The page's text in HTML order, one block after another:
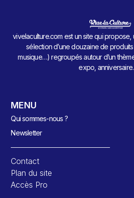
vivelaculture.com est un site qui
sélection d’une douzaine de produits
musique…) regroupés autour d’un
expo,
MENU
Qui sommes-nous ?
Newsletter
Contact
Plan du site
Accès Pro